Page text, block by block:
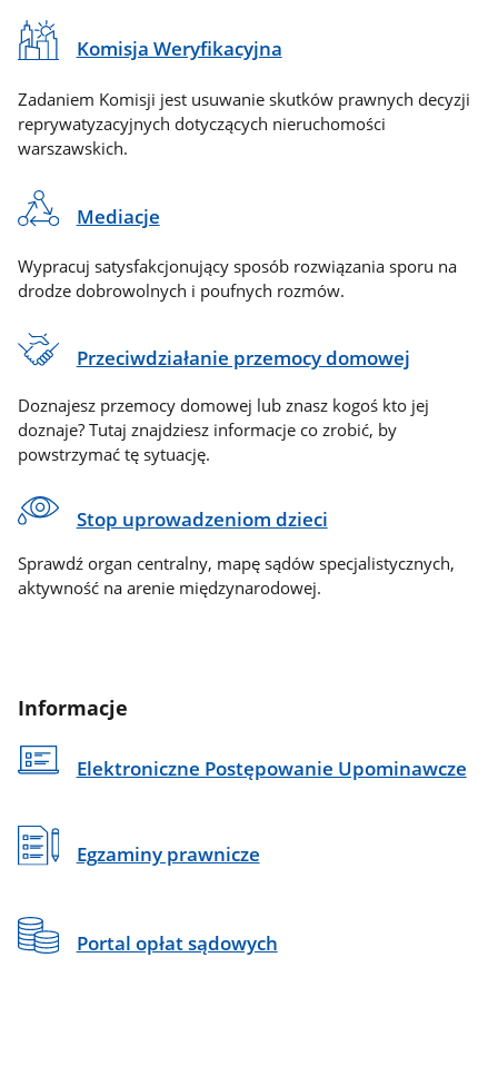
Komisja Weryfikacyjna
Zadaniem Komisji jest usuwanie skutków prawnych decyzji
reprywatyzacyjnych dotyczących nieruchomości
warszawskich.
Mediacje
Wypracuj satysfakcjonujący sposób rozwiązania sporu na
drodze dobrowolnych i poufnych rozmów.
Przeciwdziałanie przemocy domowej
Doznajesz przemocy domowej lub znasz kogoś kto jej
doznaje? Tutaj znajdziesz informacje co zrobić, by
powstrzymać tę sytuację.
Stop uprowadzeniom dzieci
Sprawdź organ centralny, mapę sądów specjalistycznych,
aktywność na arenie międzynarodowej.
Informacje
Elektroniczne Postępowanie Upominawcze
Egzaminy prawnicze
Portal opłat sądowych